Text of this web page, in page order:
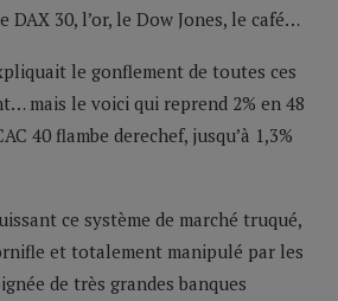
DAX 30, l’or, le Dow Jones, le café…
le gonflement de toutes ces
mais le voici qui reprend 2% en 48
40 flambe derechef, jusqu’à 1,3%
ce système de marché truqué,
et totalement manipulé par les
de très grandes banques